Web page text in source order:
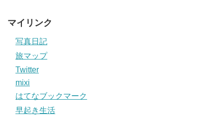
マイリンク
写真日記
旅マップ
Twitter
mixi
はてなブックマーク
早起き生活